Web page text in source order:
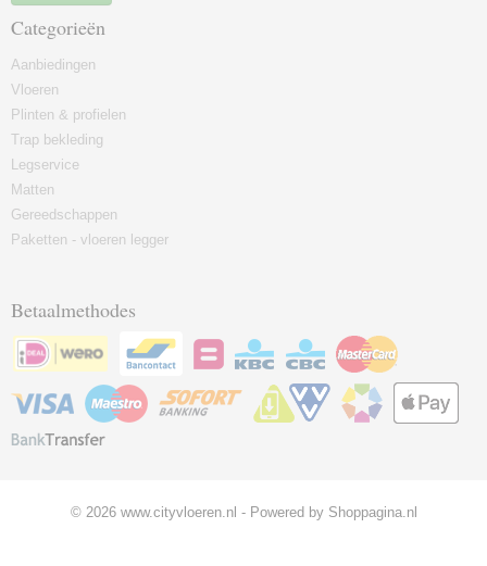
Categorieën
Aanbiedingen
Vloeren
Plinten & profielen
Trap bekleding
Legservice
Matten
Gereedschappen
Paketten - vloeren legger
Betaalmethodes
© 2026 www.cityvloeren.nl - Powered by Shoppagina.nl